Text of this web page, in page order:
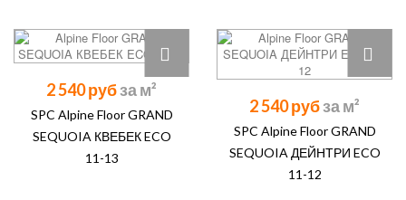
2 540 руб
SPC Alpine Floor GRAND
SEQUOIA КВЕБЕК ECO
11-13
2 540 руб
SPC Alpine Floor GRAND
SEQUOIA ДЕЙНТРИ ECO
11-12